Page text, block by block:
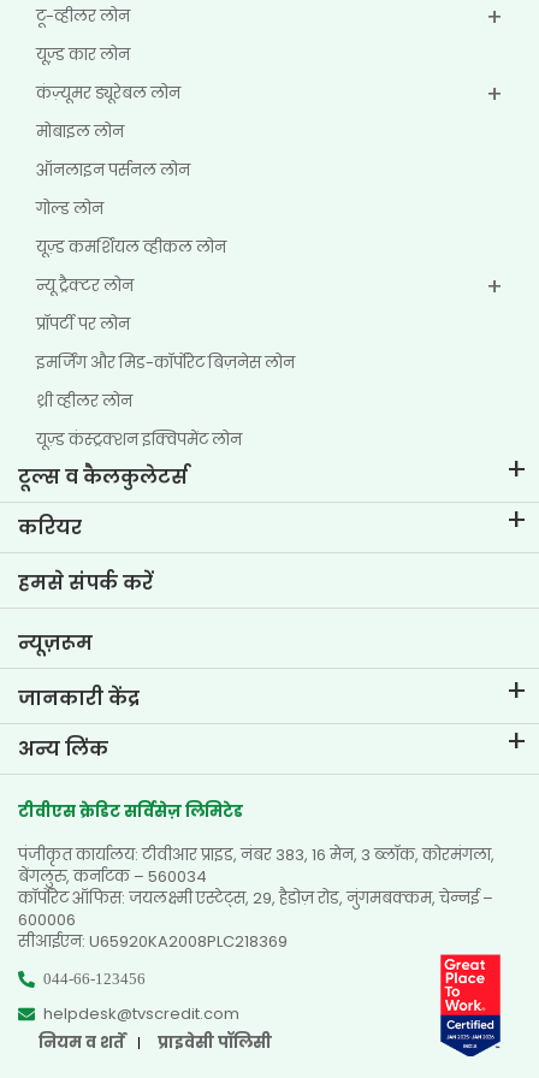
टू-व्हीलर लोन
यूज्‍़ड कार लोन
कंज़्यूमर ड्यूरेबल लोन
मोबाइल लोन
ऑनलाइन पर्सनल लोन
गोल्ड लोन
यूज़्ड कमर्शियल व्हीकल लोन
न्यू ट्रैक्टर लोन
प्रॉपर्टी पर लोन
इमर्जिंग और मिड-कॉर्पोरेट बिज़नेस लोन
थ्री व्हीलर लोन
यूज़्ड कंस्ट्रक्शन इक्विपमेंट लोन
टूल्स व कैलकुलेटर्स
ईएमआई कैलकुलेटर
टू-व्हीलर लोन ईएमआई कैलकुलेटर
कार वैल्यूएशन टूल
करियर
टीवीएस क्रेडिट में जीवन
वर्तमान रिक्तियां
हमसे संपर्क करें
न्यूज़रूम
जानकारी केंद्र
ब्लॉग्स
अक्सर पूछे जाने वाले प्रश्न
टेस्टिमोनियल्स
फोटो गैलरी
वीडियो गैलरी
अन्य लिंक
डीलर खोजें
साइटमैप
टीवीएस क्रेडिट सर्विसेज़ लिमिटेड
पंजीकृत कार्यालय: टीवीआर प्राइड, नंबर 383, 16 मेन, 3 ब्लॉक, कोरमंगला,
बेंगलुरु, कर्नाटक – 560034
कॉर्पोरेट ऑफिस: जयलक्ष्मी एस्टेट्स, 29, हैडोज़ रोड, नुंगमबक्कम, चेन्नई –
600006
सीआईएन: U65920KA2008PLC218369
044-66-123456
helpdesk@tvscredit.com
नियम व शर्तें
प्राइवेसी पॉलिसी